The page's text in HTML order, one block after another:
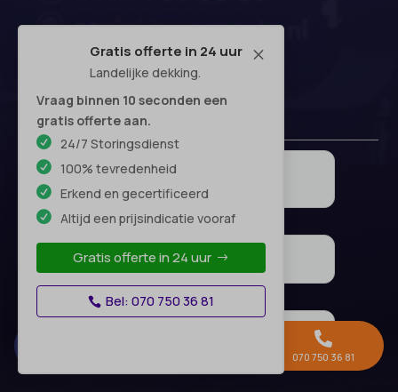
M
Gratis offerte in 24 uur
Landelijke dekking.
Vraag binnen 10 seconden een
gratis offerte aan.
24/7 Storingsdienst
100% tevredenheid
Erkend en gecertificeerd
Altijd een prijsindicatie vooraf
Gratis offerte in 24 uur
Bel: 070 750 36 81

070 750 36 81